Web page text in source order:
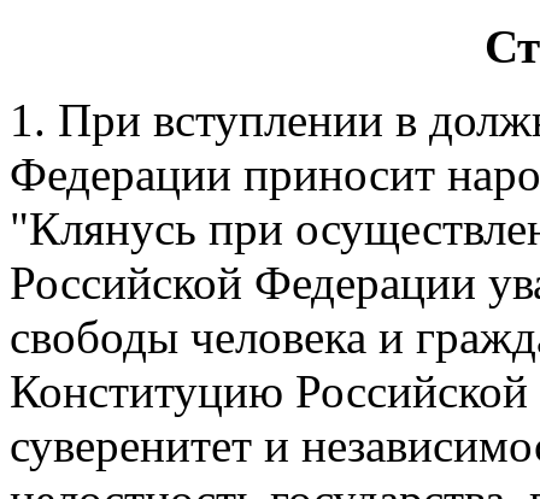
1. При вступлении в
Федерации приносит
"Клянусь при
Российской Федерации
свободы человека и
Конституцию
суверенитет и